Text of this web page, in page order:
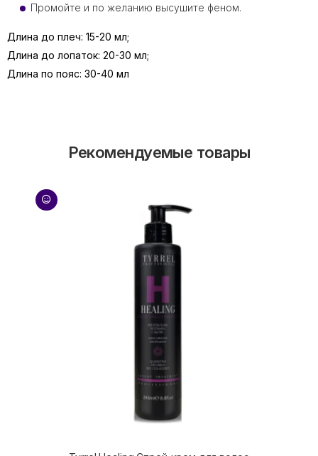
Промойте и по желанию высушите феном.
Длина до плеч: 15-20 мл;
Длина до лопаток: 20-30 мл;
Длина по пояс: 30-40 мл
Рекомендуемые товары